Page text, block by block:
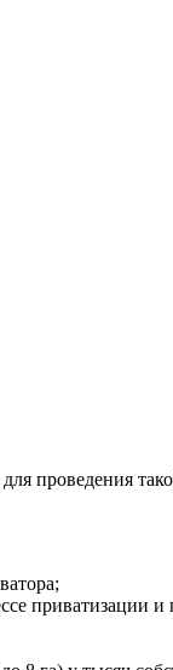
проведения
приватизации и